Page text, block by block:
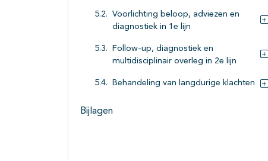
Voorlichting beloop, adviezen en
diagnostiek in 1e lijn
Follow-up, diagnostiek en
multidisciplinair overleg in 2e lijn
Behandeling van langdurige klachten
Bijlagen